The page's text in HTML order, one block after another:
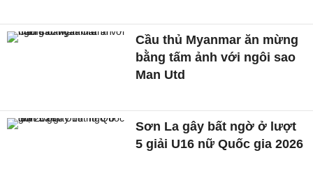
Cầu thủ Myanmar ăn mừng
bằng tấm ảnh với ngôi sao
Man Utd
Sơn La gây bất ngờ ở lượt
5 giải U16 nữ Quốc gia 2026